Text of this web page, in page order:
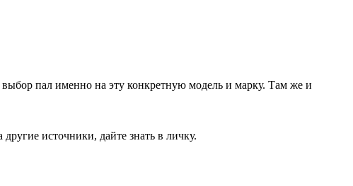
пал именно на эту конкретную модель и марку. Там же и
источники, дайте знать в личку.